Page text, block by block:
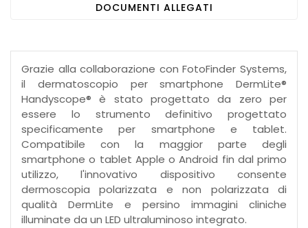
DOCUMENTI ALLEGATI
Grazie alla collaborazione con FotoFinder Systems,
il dermatoscopio per smartphone DermLite®
Handyscope® è stato progettato da zero per
essere lo strumento definitivo progettato
specificamente per smartphone e tablet.
Compatibile con la maggior parte degli
smartphone o tablet Apple o Android fin dal primo
utilizzo, l'innovativo dispositivo consente
dermoscopia polarizzata e non polarizzata di
qualità DermLite e persino immagini cliniche
illuminate da un LED ultraluminoso integrato.